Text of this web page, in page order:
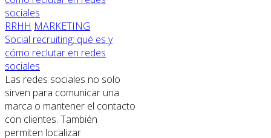
RRHH MARKETING
Social recruiting: qué es y
cómo reclutar en redes
sociales
Las redes sociales no solo
sirven para comunicar una
marca o mantener el contacto
con clientes. También
permiten localizar